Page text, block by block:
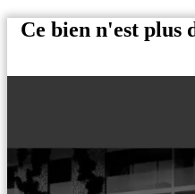
Ce bien n'est plus